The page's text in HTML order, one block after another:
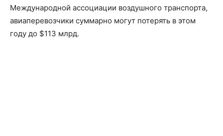
Международной ассоциации воздушного транспорта,
авиаперевозчики суммарно могут потерять в этом
году до $113 млрд.